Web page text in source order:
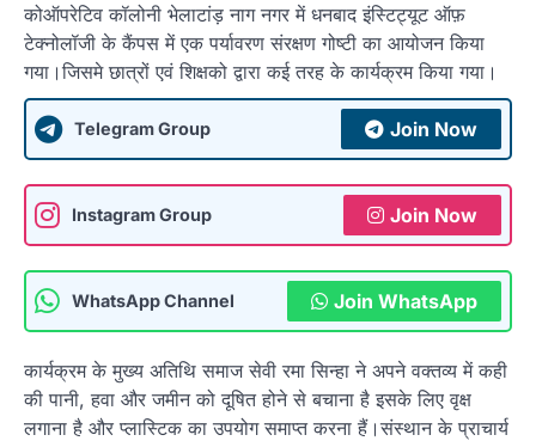
कोऑपरेटिव कॉलोनी भेलाटांड़ नाग नगर में धनबाद इंस्टिट्यूट ऑफ़
टेक्नोलॉजी के कैंपस में एक पर्यावरण संरक्षण गोष्टी का आयोजन किया
गया।जिसमे छात्रों एवं शिक्षको द्वारा कई तरह के कार्यक्रम किया गया।
Telegram Group Join Now
Instagram Group Join Now
WhatsApp Channel Join WhatsApp
कार्यक्रम के मुख्य अतिथि समाज सेवी रमा सिन्हा ने अपने वक्तव्य में कही
की पानी, हवा और जमीन को दूषित होने से बचाना है इसके लिए वृक्ष
लगाना है और प्लास्टिक का उपयोग समाप्त करना हैं।संस्थान के प्राचार्य